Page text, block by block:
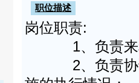
职位描述
岗位职责:
1、负责来料
2、负责协调